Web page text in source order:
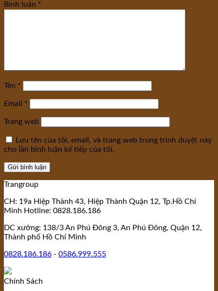
Bình luận *
Tên *
Email *
Trang web
Lưu tên của tôi, email, và trang web trong trình duyệt này
cho lần bình luận kế tiếp của tôi.
Trangroup
CH: 19a Hiệp Thành 43, Hiệp Thành Quận 12, Tp.Hồ Chí
Minh Hotline: 0828.186.186
DC xưởng: 138/3 An Phú Đông 3, An Phú Đông, Quận 12,
Thành phố Hồ Chí Minh
0828.186.186 - 0586.999.555
Chính Sách